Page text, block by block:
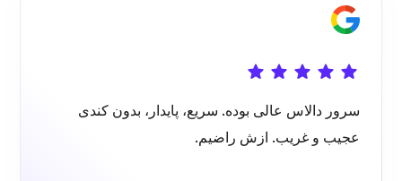
سرور دالاس عالی بوده. سریع، پایدار، بدون کندی
عجیب و غریب. ازش راضیم.